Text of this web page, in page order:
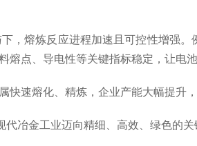
熔炼反应进程加速且可控性增强。
点、导电性等关键指标稳定，让电
熔化、精炼，企业产能大幅提升，
冶金工业迈向精细、高效、绿色的关